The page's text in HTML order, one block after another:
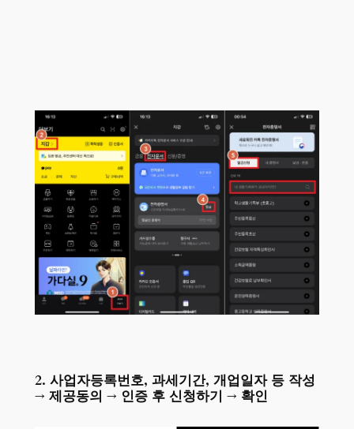
2. 사업자등록번호, 과세기간, 개업일자 등 작성
→ 제공동의 → 인증 후 신청하기 → 확인